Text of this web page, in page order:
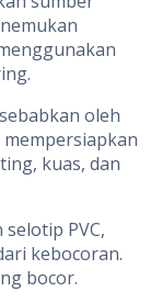
oleh
kuas, dan
PVC,
kebocoran.
bocor.